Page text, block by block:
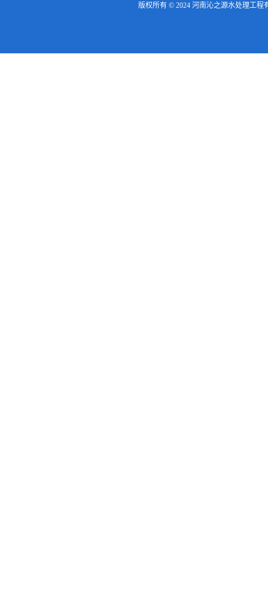
版权所有 © 2024 河南沁之源水处理工